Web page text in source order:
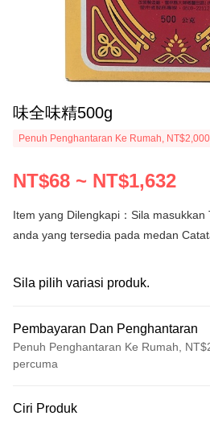
味全味精500g
Penuh Penghantaran Ke Rumah,
NT$68 ~ NT$1,632
Item yang Dilengkapi：Sila masukkan
anda yang tersedia pada medan
Sila pilih variasi produk.
Pembayaran Dan Penghantaran
Penuh Penghantaran Ke Rumah,
percuma
Kad Kredit (Bayaran Penuh)
Ciri Produk